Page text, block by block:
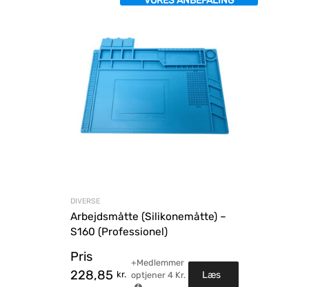
DIVERSE
Arbejdsmåtte (Silikonemåtte) –
S160 (Professionel)
Pris
228,85 kr.
+Medlemmer
optjener4 Kr. Læs